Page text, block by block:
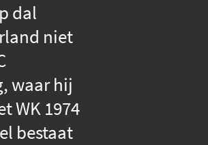
dal
niet
waar hij
WK 1974
bestaat